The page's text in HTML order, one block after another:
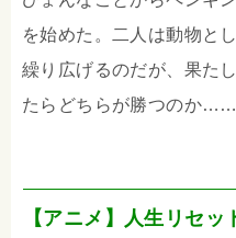
を始めた。二人は動物と
繰り広げるのだが、果た
たらどちらが勝つのか……
【アニメ】人生リセ